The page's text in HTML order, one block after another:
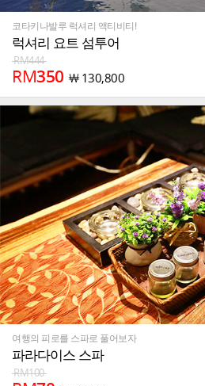
코타키나발루 럭셔리 액티비티!
럭셔리 요트 섬투어
RM444
RM350 ￦ 130,800
여행의 피로를 스파로 풀어보자
파라다이스 스파
RM100